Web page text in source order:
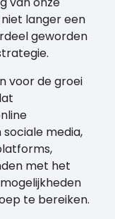
langer een
geworden
voor de groei
media,
met het
te bereiken.